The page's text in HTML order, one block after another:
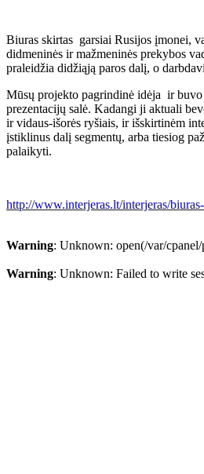
Biuras skirtas garsiai Rusijos įmonei,
didmeninės ir mažmeninės prekybos
praleidžia didžiąją paros dalį, o
Mūsų projekto pagrindinė idėja ir buvo
prezentacijų salė. Kadangi ji aktuali
ir vidaus-išorės ryšiais, ir išskirtinėm
įstiklinus dalį segmentų, arba tiesiog
palaikyti.
http://www.interjeras.lt/interjeras/
Warning: Unknown: open(/var/
Warning: Unknown: Failed to write